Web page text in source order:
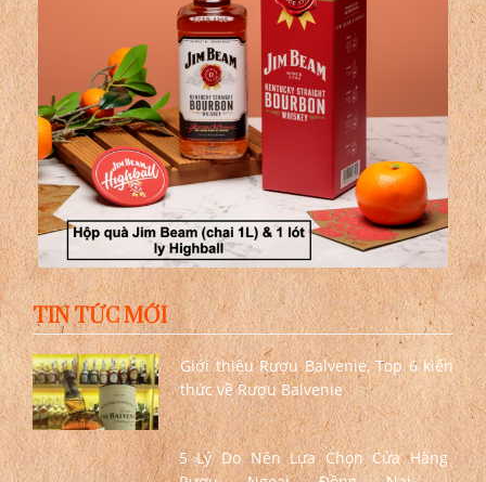
TIN TỨC MỚI
Giới thiệu Rượu Balvenie, Top 6 kiến
thức về Rượu Balvenie
5 Lý Do Nên Lựa Chọn Cửa Hàng